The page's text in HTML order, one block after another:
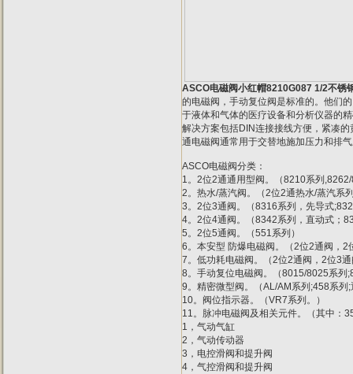
ASCO电磁阀小红帽8210G087 1/2不锈
的电磁阀，手动复位阀是标准的。他们
于液体和气体的医疗设备和分析仪器的
解决方案包括DIN连接接线方便，紧凑
通电磁阀通常用于交替地施加压力和排
ASCO电磁阀分类：
1。2位2通通用型阀。（8210系列
2。热水/蒸汽阀。（2位2通热水/蒸汽系
3。2位3通阀。（8316系列，先导式
4。2位4通阀。（8342系列，直动式；
5。2位5通阀。（551系列）
6。本安型 防爆电磁阀。（2位2通阀，2
7。低功耗电磁阀。（2位2通阀，2位3
8。手动复位电磁阀。（8015/8025系
9。精密微型阀。（AL/AM系列;458系
10。阀位指示器。（VR7系列。）
11。脉冲电磁阀及相关元件。（其中：
1，气动气缸
2，气动传动器
3，电控滑阀和提升阀
4，气控滑阀和提升阀